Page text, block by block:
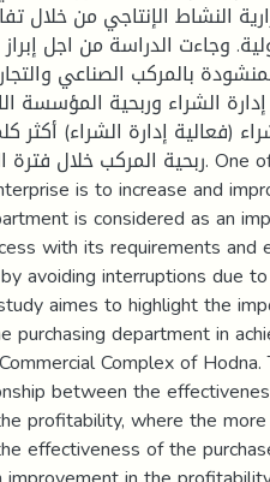
النشاط الإنتاجي من خلال
وجاءت الدراسة من اجل
بالمركب الصناعي
الشراء وربحية المؤسسة
(فعالية إدارة الشراء)
is to increase and
is considered as an
with its requirements and
avoiding interruptions due
aimes to highlight the
purchasing department in
Complex of
between the
profitability, where the
effectiveness of the